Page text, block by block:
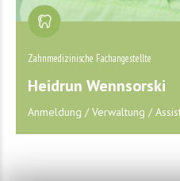
Zahnmedizinische Fachangestellte
Heidrun Wennsorski
Anmeldung / Verwaltung /